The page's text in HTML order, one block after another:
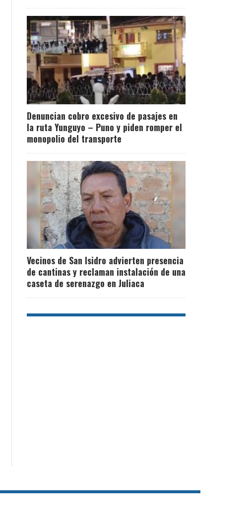
Denuncian cobro excesivo de pasajes en
la ruta Yunguyo – Puno y piden romper el
monopolio del transporte
Vecinos de San Isidro advierten presencia
de cantinas y reclaman instalación de una
caseta de serenazgo en Juliaca